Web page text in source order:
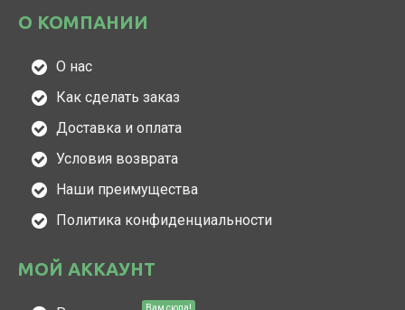
О КОМПАНИИ
О нас
Как сделать заказ
Доставка и оплата
Условия возврата
Наши преимущества
Политика конфиденциальности
МОЙ АККАУНТ
Вам сюда!